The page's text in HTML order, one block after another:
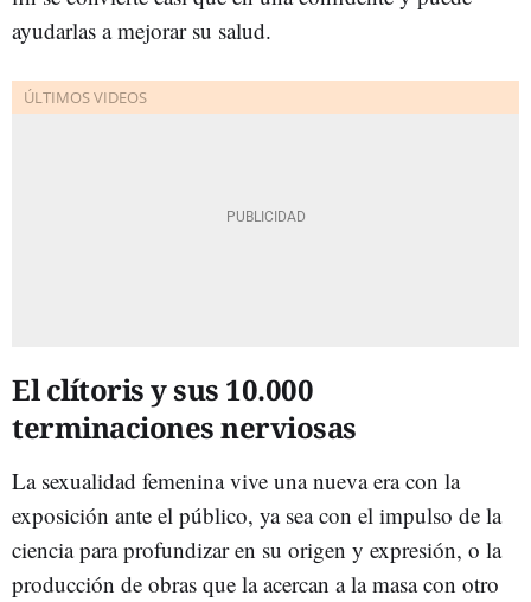
ayudarlas a mejorar su salud.
El clítoris y sus 10.000
terminaciones nerviosas
La sexualidad femenina vive una nueva era con la
exposición ante el público, ya sea con el impulso de la
ciencia para profundizar en su origen y expresión, o la
producción de obras que la acercan a la masa con otro